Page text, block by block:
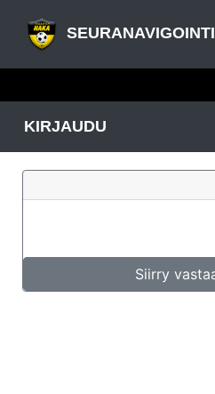
SEURANAVIGOINTI
KIRJAUDU